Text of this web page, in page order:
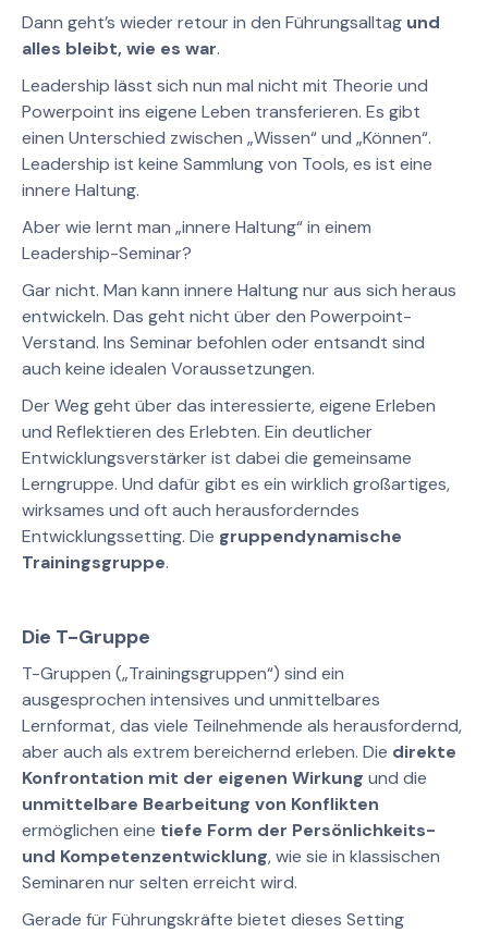
Dann geht’s wieder retour in den Führungsalltag und
alles bleibt, wie es war.
Leadership lässt sich nun mal nicht mit Theorie und
Powerpoint ins eigene Leben transferieren. Es gibt
einen Unterschied zwischen „Wissen“ und „Können“.
Leadership ist keine Sammlung von Tools, es ist eine
innere Haltung.
Aber wie lernt man „innere Haltung“ in einem
Leadership-Seminar?
Gar nicht. Man kann innere Haltung nur aus sich heraus
entwickeln. Das geht nicht über den Powerpoint-
Verstand. Ins Seminar befohlen oder entsandt sind
auch keine idealen Voraussetzungen.
Der Weg geht über das interessierte, eigene Erleben
und Reflektieren des Erlebten. Ein deutlicher
Entwicklungsverstärker ist dabei die gemeinsame
Lerngruppe. Und dafür gibt es ein wirklich großartiges,
wirksames und oft auch herausforderndes
Entwicklungssetting. Die gruppendynamische
Trainingsgruppe.
Die T-Gruppe
T-Gruppen („Trainingsgruppen“) sind ein
ausgesprochen intensives und unmittelbares
Lernformat, das viele Teilnehmende als herausfordernd,
aber auch als extrem bereichernd erleben. Die direkte
Konfrontation mit der eigenen Wirkung und die
unmittelbare Bearbeitung von Konflikten
ermöglichen eine tiefe Form der Persönlichkeits-
und Kompetenzentwicklung, wie sie in klassischen
Seminaren nur selten erreicht wird.
Gerade für Führungskräfte bietet dieses Setting